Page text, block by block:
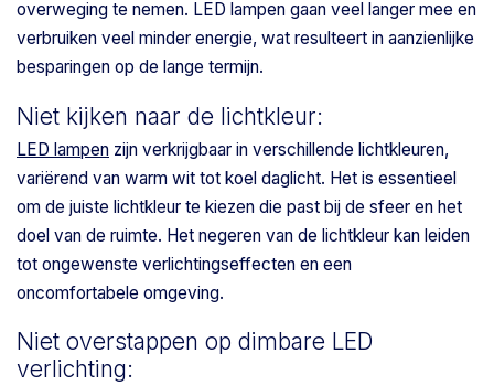
overweging te nemen. LED lampen gaan veel langer mee en
verbruiken veel minder energie, wat resulteert in aanzienlijke
besparingen op de lange termijn.
Niet kijken naar de lichtkleur:
LED lampen zijn verkrijgbaar in verschillende lichtkleuren,
variërend van warm wit tot koel daglicht. Het is essentieel
om de juiste lichtkleur te kiezen die past bij de sfeer en het
doel van de ruimte. Het negeren van de lichtkleur kan leiden
tot ongewenste verlichtingseffecten en een
oncomfortabele omgeving.
Niet overstappen op dimbare LED
verlichting: